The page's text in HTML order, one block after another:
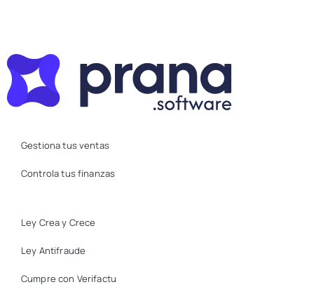
Gestiona tus ventas
Controla tus finanzas
Ley Crea y Crece
Ley Antifraude
Cumpre con Verifactu